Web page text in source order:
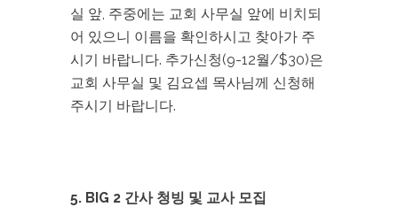
실 앞, 주중에는 교회 사무실 앞에 비치되
어 있으니 이름을 확인하시고 찾아가 주
시기 바랍니다. 추가신청(9-12월/$30)은
교회 사무실 및 김요셉 목사님께 신청해
주시기 바랍니다.
5. BIG 2 간사 청빙 및 교사 모집